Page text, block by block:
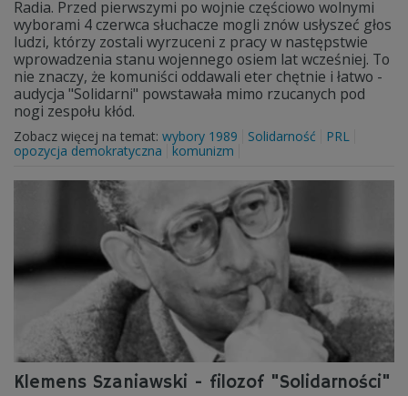
Radia. Przed pierwszymi po wojnie częściowo wolnymi
wyborami 4 czerwca słuchacze mogli znów usłyszeć głos
ludzi, którzy zostali wyrzuceni z pracy w następstwie
wprowadzenia stanu wojennego osiem lat wcześniej. To
nie znaczy, że komuniści oddawali eter chętnie i łatwo -
audycja "Solidarni" powstawała mimo rzucanych pod
nogi zespołu kłód.
Zobacz więcej na temat: wybory 1989 Solidarność
PRL
opozycja demokratyczna
komunizm
Klemens Szaniawski - filozof "Solidarności"